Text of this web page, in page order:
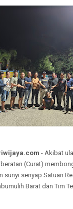
- Akibat
(Curat)
senyap Satuan
Barat dan Tim